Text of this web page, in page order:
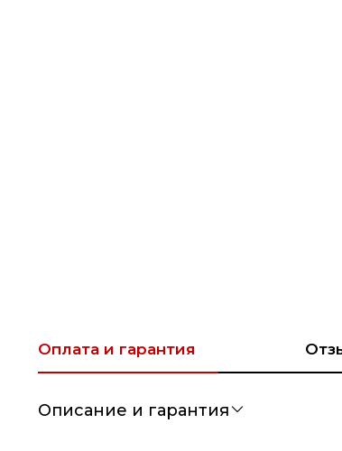
Оплата и гарантия
Описание и гарантия